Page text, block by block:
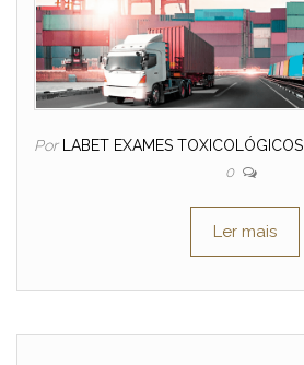
Por LABET EXAMES TOXICOLÓGICOS
0
Ler mais